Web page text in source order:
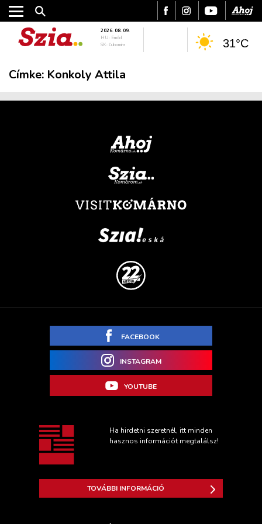
VÁROS
PODCAST
MIX
2026. 08. 09.
HU: Emőd
SK: Ľubomíra
31°C
Címke: Konkoly Attila
FACEBOOK
INSTAGRAM
YOUTUBE
Ha hirdetni szeretnél, itt minden
hasznos információt megtalálsz!
TOVÁBBI INFORMÁCIÓ